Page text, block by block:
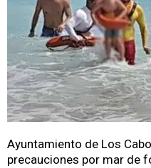
Ayuntamiento de Los
precauciones por mar de